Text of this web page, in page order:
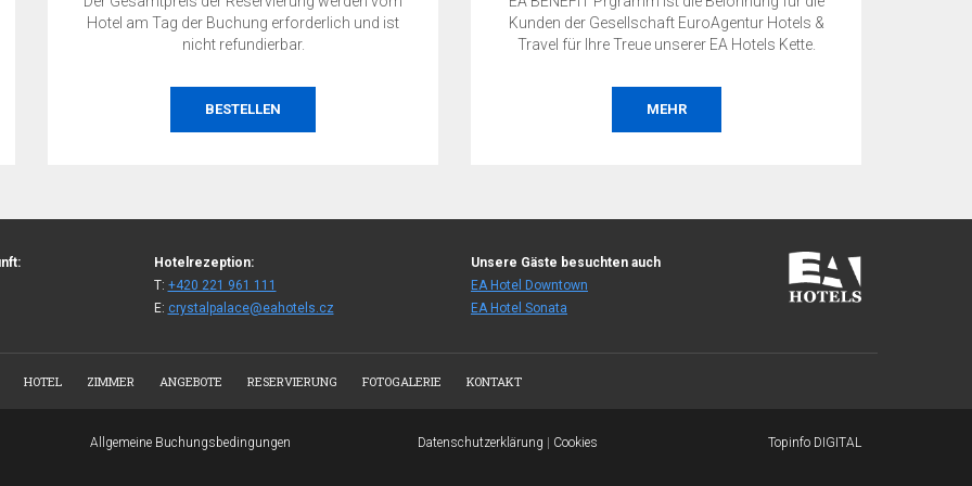
Hotel am Tag der Buchung erforderlich und ist
nicht refundierbar.
BESTELLEN
Kunden der Gesellschaft EuroAgentur Hotels &
Travel für Ihre Treue unserer EA Hotels Kette.
MEHR
Hotelrezeption:
T: +420 221 961 111
E: crystalpalace@eahotels.cz
Unsere Gäste besuchten auch
EA Hotel Downtown
EA Hotel Sonata
HOTEL ZIMMER ANGEBOTE RESERVIERUNG FOTOGALERIE KONTAKT
Allgemeine Buchungsbedingungen Datenschutzerklärung Cookies Topinfo DIGITAL